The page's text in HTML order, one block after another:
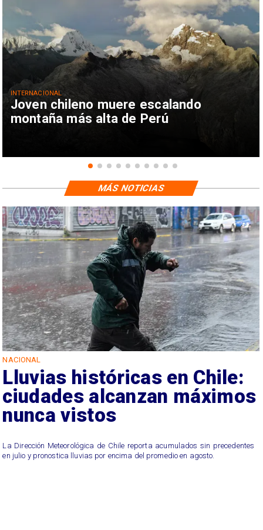
Joven chileno muere escalando
montaña más alta de Perú
INTERNACIONAL
NACIONAL
Lluvias históricas en Chile:
ciudades alcanzan máximos
nunca vistos
La Dirección Meteorológica de Chile reporta acumulados sin precedentes
en julio y pronostica lluvias por encima del promedio en agosto.
MÁS NOTICIAS